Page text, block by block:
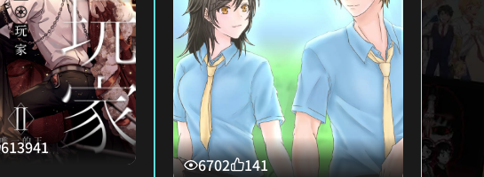
613941
6702 141